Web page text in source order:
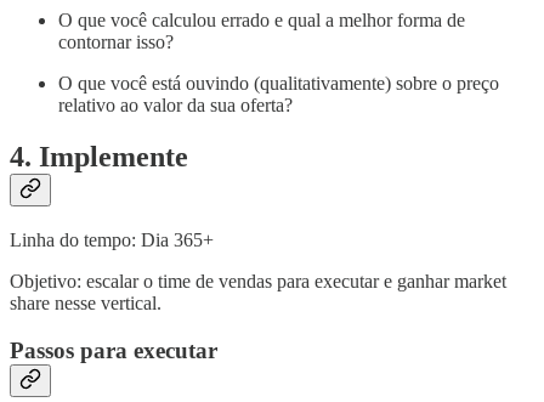
O que você calculou errado e qual a melhor forma de
contornar isso?
O que você está ouvindo (qualitativamente) sobre o preço
relativo ao valor da sua oferta?
4. Implemente
Linha do tempo: Dia 365+
Objetivo: escalar o time de vendas para executar e ganhar market
share nesse vertical.
Passos para executar